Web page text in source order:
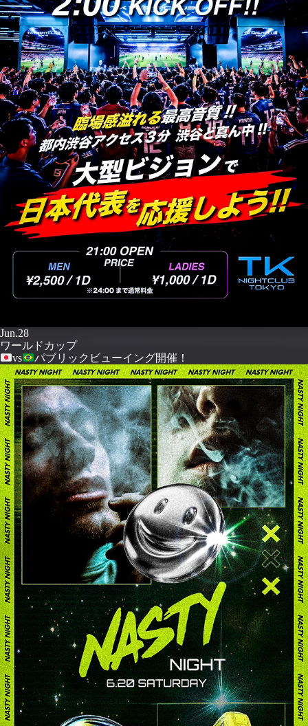
Jun.28
ワールドカップ
vs
パブリックビューイング開催！